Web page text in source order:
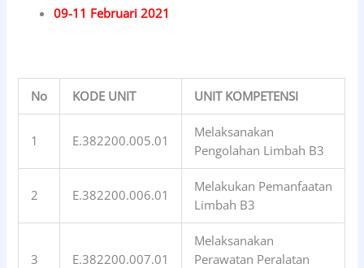
09-11 Februari 2021
No KODE UNIT UNIT KOMPETENSI
1 E.382200.005.01
Melaksanakan
Pengolahan Limbah B3
2 E.382200.006.01
Melakukan Pemanfaatan
Limbah B3
3 E.382200.007.01
Melaksanakan
Perawatan Peralatan